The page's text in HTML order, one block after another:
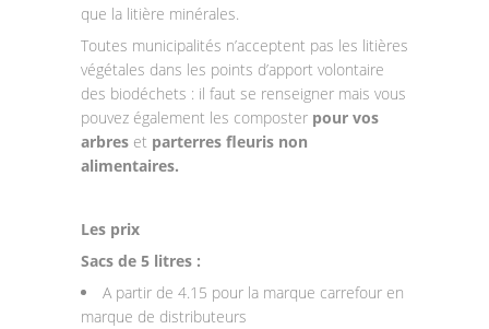
que la litière minérales.
Toutes municipalités n’acceptent pas les litières
végétales dans les points d’apport volontaire
des biodéchets : il faut se renseigner mais vous
pouvez également les composter pour vos
arbres et parterres fleuris non
alimentaires.
Les prix
Sacs de 5 litres :
A partir de 4.15 pour la marque carrefour en
marque de distributeurs